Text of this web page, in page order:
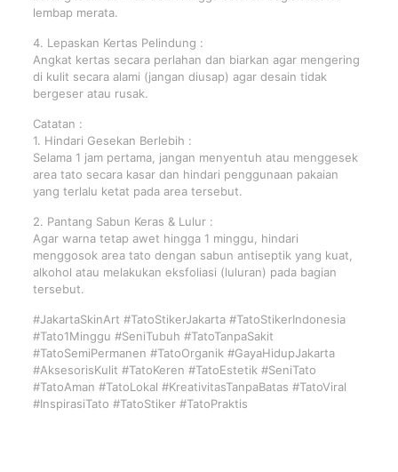
lembap merata.
4. Lepaskan Kertas Pelindung :
Angkat kertas secara perlahan dan biarkan agar mengering
di kulit secara alami (jangan diusap) agar desain tidak
bergeser atau rusak.
Catatan :
1. Hindari Gesekan Berlebih :
Selama 1 jam pertama, jangan menyentuh atau menggesek
area tato secara kasar dan hindari penggunaan pakaian
yang terlalu ketat pada area tersebut.
2. Pantang Sabun Keras & Lulur :
Agar warna tetap awet hingga 1 minggu, hindari
menggosok area tato dengan sabun antiseptik yang kuat,
alkohol atau melakukan eksfoliasi (luluran) pada bagian
tersebut.
#JakartaSkinArt #TatoStikerJakarta #TatoStikerIndonesia
#Tato1Minggu #SeniTubuh #TatoTanpaSakit
#TatoSemiPermanen #TatoOrganik #GayaHidupJakarta
#AksesorisKulit #TatoKeren #TatoEstetik #SeniTato
#TatoAman #TatoLokal #KreativitasTanpaBatas #TatoViral
#InspirasiTato #TatoStiker #TatoPraktis